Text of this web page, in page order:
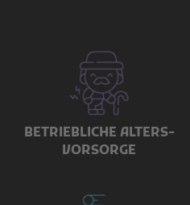
BETRIEBLICHE ALTERS­
VORSORGE